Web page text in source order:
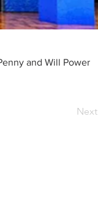
and Will Power
Next